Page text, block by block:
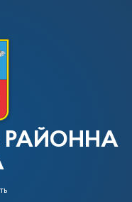
РАЙОННА